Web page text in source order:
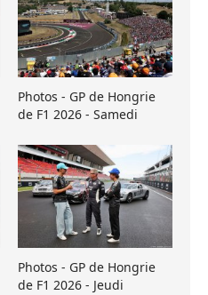
Photos - GP de Hongrie
de F1 2026 - Samedi
Photos - GP de Hongrie
de F1 2026 - Jeudi